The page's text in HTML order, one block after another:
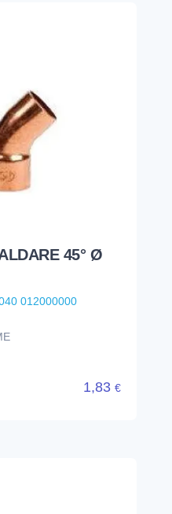
45° Ø
012000000
1,83 €